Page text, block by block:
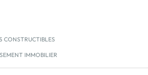
CONSTRUCTIBLES
IMMOBILIER